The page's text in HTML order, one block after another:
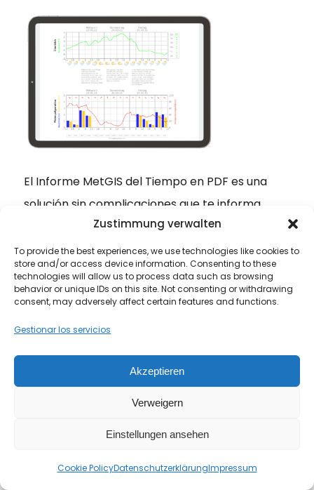
Zustimmung verwalten
To provide the best experiences, we use technologies like cookies to
store and/or access device information. Consenting to these
technologies will allow us to process data such as browsing
behavior or unique IDs on this site. Not consenting or withdrawing
consent, may adversely affect certain features and functions.
Gestionar los servicios
Akzeptieren
Verweigern
Einstellungen ansehen
Cookie PolicyDatenschutzerklärungImpressum
El Informe MetGIS del Tiempo en PDF es una
solución sin complicaciones que te informa
automáticamente una o varias veces al día
sobre el tiempo para los próximos días. Recibes
toda la información meteorológica importante
de forma compacta en un archivo PDF en un
textos de explicativos para los pronósticos.
general de las condiciones meteorológicas
Pronóstico diario de una o varias localidades
Combina textos y gráficos